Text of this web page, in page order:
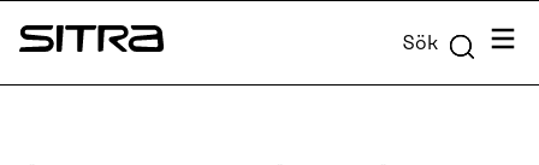
Skip to
content
Sitra Sök Meny